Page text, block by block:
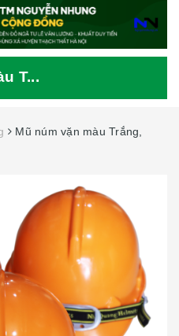
T...
Mũ núm vặn màu Trắng,